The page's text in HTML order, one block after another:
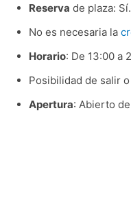
Reserva de plaza: Sí.
No es necesaria la
Horario: De 13:00 a
Posibilidad de salir
Apertura: Abierto